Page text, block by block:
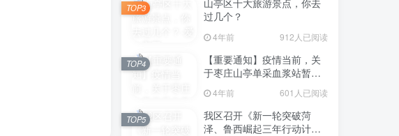
山亭区十大旅游景点，你去
过几个？
4年前 912人已阅读
TOP3
【重要通知】疫情当前，关
于枣庄山亭单采血浆站暂停
4年前 601人已阅读
TOP4
我区召开《新一轮突破菏
泽、鲁西崛起三年行动计划
TOP5